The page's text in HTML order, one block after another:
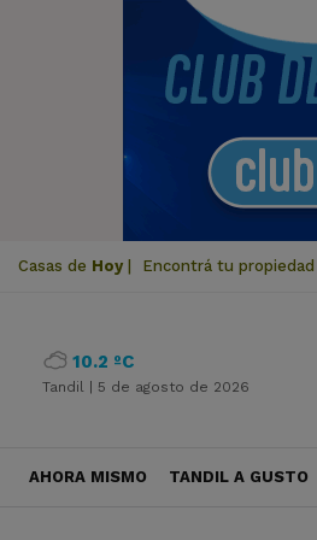
Casas de Hoy Encontrá tu propiedad
10.2 ºC
Tandil | 5 de agosto de 2026
AHORA MISMO TANDIL A GUSTO